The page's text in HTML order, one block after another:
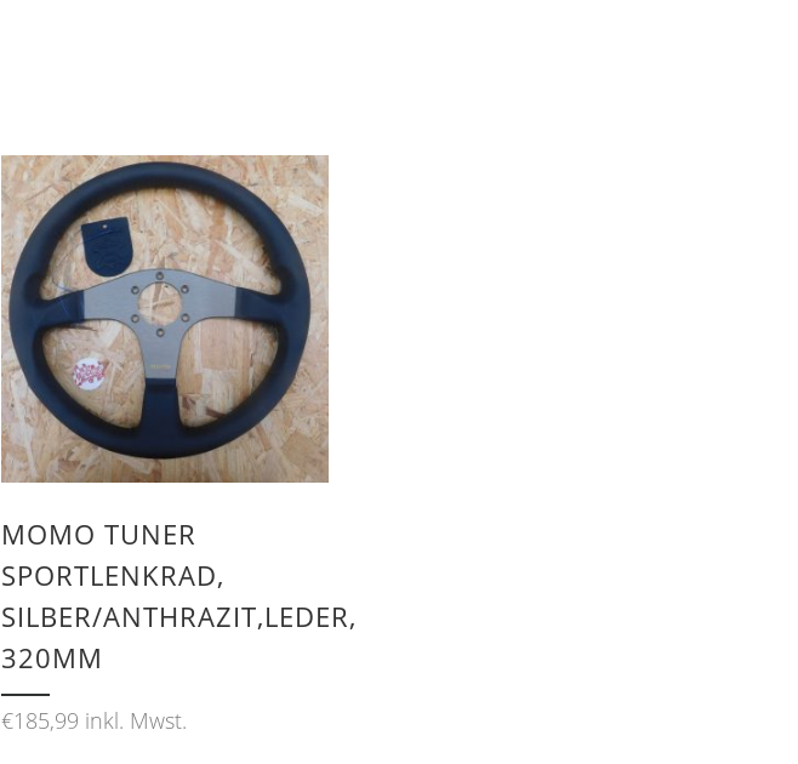
MOMO TUNER
SPORTLENKRAD,
SILBER/ANTHRAZIT,LEDER,
320MM
€185,99 inkl. Mwst.